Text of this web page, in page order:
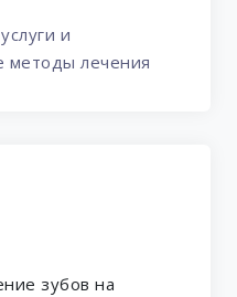
и
методы лечения
зубов на